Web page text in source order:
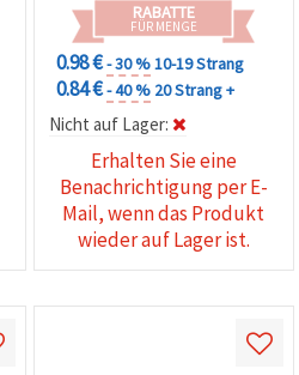
RABATTE
FÜR MENGE
0.98 €- 30 %10-19 Strang
0.84 €- 40 % 20 Strang +
Nicht auf Lager:
Erhalten Sie eine
Benachrichtigung per E-
Mail, wenn das Produkt
wieder auf Lager ist.